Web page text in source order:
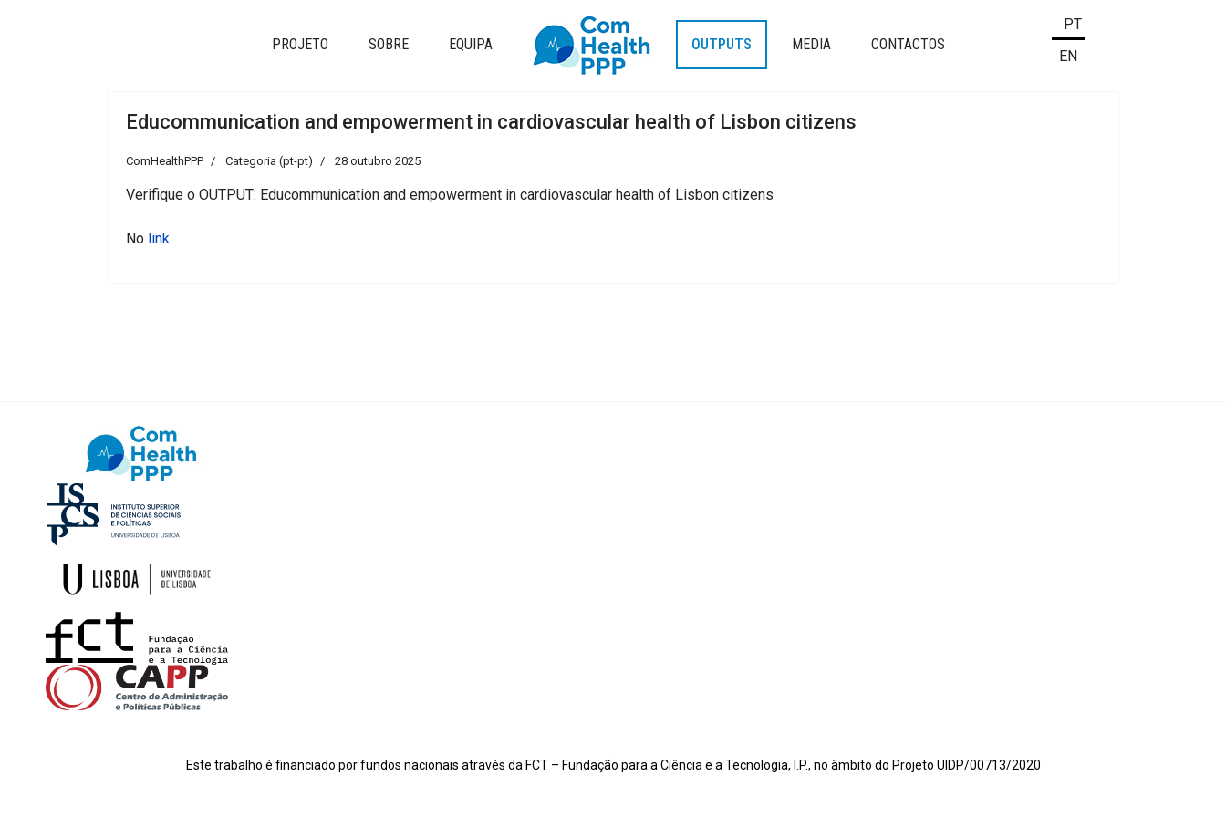
PROJETO SOBRE EQUIPA OUTPUTS MEDIA CONTACTOS
Escolha o seu idioma
PT
EN
Educommunication and empowerment in cardiovascular health of Lisbon citizens
ComHealthPPP Categoria (pt-pt) 28 outubro 2025
Verifique o OUTPUT: Educommunication and empowerment in cardiovascular health of Lisbon citizens
No link.
Este trabalho é financiado por fundos nacionais através da FCT – Fundação para a Ciência e a Tecnologia, I.P., no âmbito do Projeto UIDP/00713/2020